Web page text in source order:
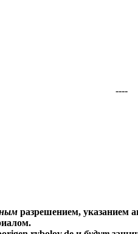
----
разрешением, указанием